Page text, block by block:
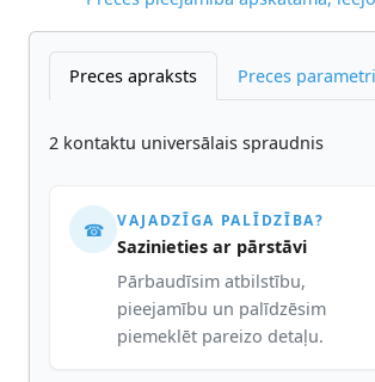
Preces apraksts Preces parametri
2 kontaktu universālais spraudnis
☎ VAJADZĪGA PALĪDZĪBA?
Sazinieties ar pārstāvi
Pārbaudīsim atbilstību,
pieejamību un palīdzēsim
piemeklēt pareizo detaļu.